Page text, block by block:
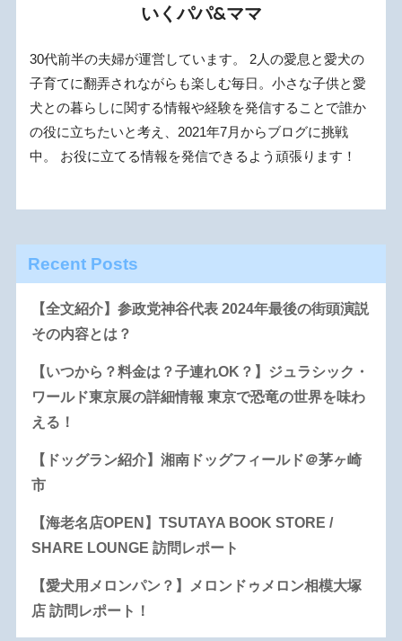
いくパパ&ママ
30代前半の夫婦が運営しています。 2人の愛息と愛犬の
子育てに翻弄されながらも楽しむ毎日。小さな子供と愛
犬との暮らしに関する情報や経験を発信することで誰か
の役に立ちたいと考え、2021年7月からブログに挑戦
中。 お役に立てる情報を発信できるよう頑張ります！
Recent Posts
【全文紹介】参政党神谷代表 2024年最後の街頭演説
その内容とは？
【いつから？料金は？子連れOK？】ジュラシック・
ワールド東京展の詳細情報 東京で恐竜の世界を味わ
える！
【ドッグラン紹介】湘南ドッグフィールド＠茅ヶ崎
市
【海老名店OPEN】TSUTAYA BOOK STORE /
SHARE LOUNGE 訪問レポート
【愛犬用メロンパン？】メロンドゥメロン相模大塚
店 訪問レポート！